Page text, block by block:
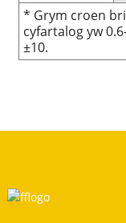
* Grym croen
cyfartalog yw
±10.